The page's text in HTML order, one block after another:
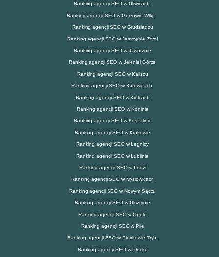
Ranking agencji SEO w Gliwicach
Ranking agencji SEO w Gorzowie Wlkp.
Ranking agencji SEO w Grudziądzu
Ranking agencji SEO w Jastrzębie Zdrój
Ranking agencji SEO w Jaworznie
Ranking agencji SEO w Jeleniej Górze
Ranking agencji SEO w Kaliszu
Ranking agencji SEO w Katowicach
Ranking agencji SEO w Kielcach
Ranking agencji SEO w Koninie
Ranking agencji SEO w Koszalinie
Ranking agencji SEO w Krakowie
Ranking agencji SEO w Legnicy
Ranking agencji SEO w Lublinie
Ranking agencji SEO w Łodzi
Ranking agencji SEO w Mysłowicach
Ranking agencji SEO w Nowym Sączu
Ranking agencji SEO w Olsztynie
Ranking agencji SEO w Opolu
Ranking agencji SEO w Pile
Ranking agencji SEO w Piotrkowie Tryb.
Ranking agencji SEO w Płocku